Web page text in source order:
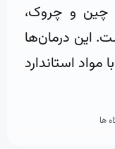
چین و چروک،
این درمان‌ها
استاندارد